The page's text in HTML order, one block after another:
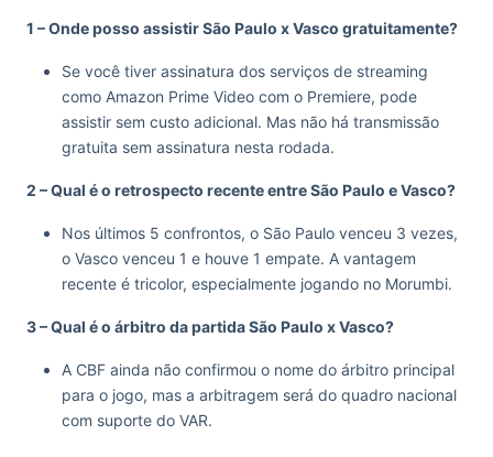
1 – Onde posso assistir São Paulo x Vasco gratuitamente?
Se você tiver assinatura dos serviços de streaming
como Amazon Prime Video com o Premiere, pode
assistir sem custo adicional. Mas não há transmissão
gratuita sem assinatura nesta rodada.
2 – Qual é o retrospecto recente entre São Paulo e Vasco?
Nos últimos 5 confrontos, o São Paulo venceu 3 vezes,
o Vasco venceu 1 e houve 1 empate. A vantagem
recente é tricolor, especialmente jogando no Morumbi.
3 – Qual é o árbitro da partida São Paulo x Vasco?
A CBF ainda não confirmou o nome do árbitro principal
para o jogo, mas a arbitragem será do quadro nacional
com suporte do VAR.